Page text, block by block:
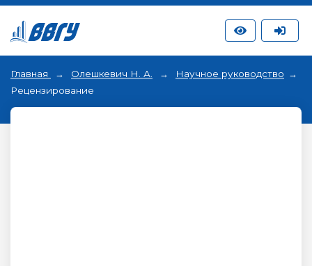
Главная Олешкевич Н. А.
Научное руководство
Рецензирование